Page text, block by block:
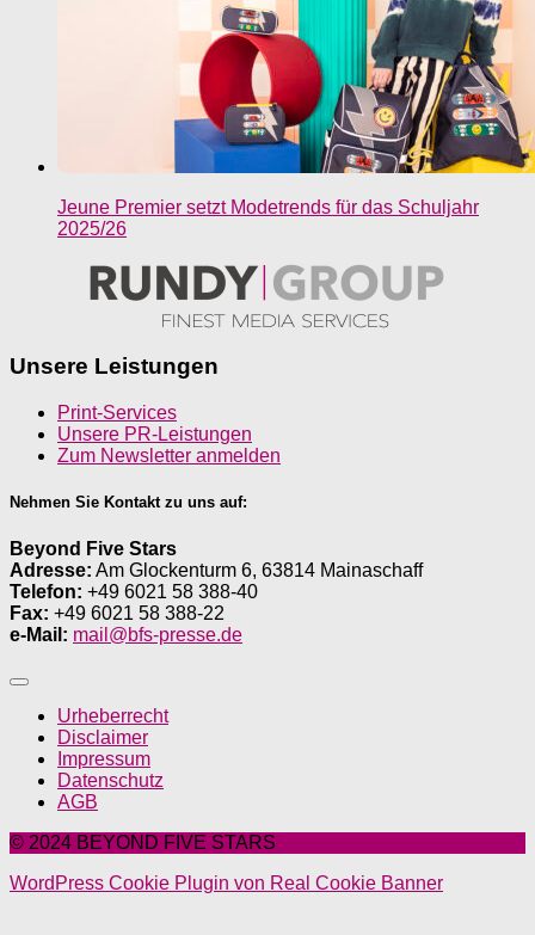
Jeune Premier setzt Modetrends für das Schuljahr
2025/26
Unsere Leistungen
Print-Services
Unsere PR-Leistungen
Zum Newsletter anmelden
Nehmen Sie Kontakt zu uns auf:
Beyond Five Stars
Adresse: Am Glockenturm 6, 63814 Mainaschaff
Telefon: +49 6021 58 388-40
Fax: +49 6021 58 388-22
e-Mail: mail@bfs-presse.de
Urheberrecht
Disclaimer
Impressum
Datenschutz
AGB
© 2024 BEYOND FIVE STARS
WordPress Cookie Plugin von Real Cookie Banner